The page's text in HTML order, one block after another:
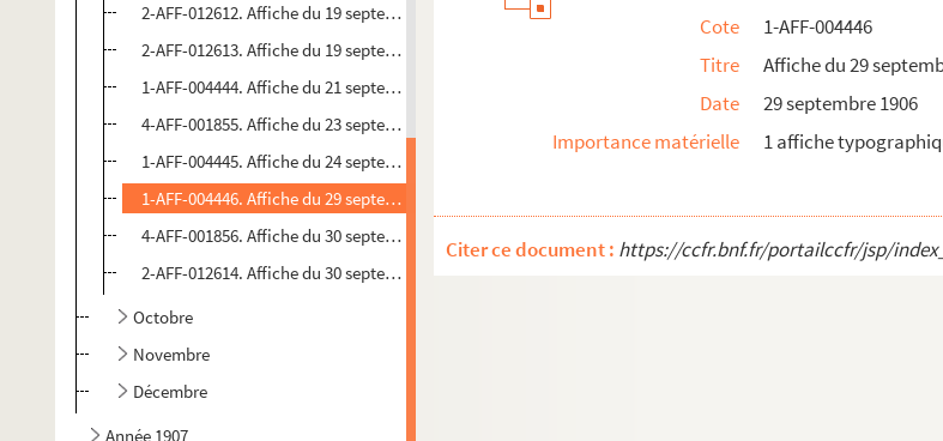
2-AFF-012612. Affiche du 19 septembre 1906. Théâtre Antoine. Réouverture
2-AFF-012613. Affiche du 19 septembre 1906. Théâtre Antoine
1-AFF-004444. Affiche du 21 septembre 1906. Théâtre du Vaudeville
4-AFF-001855. Affiche du 23 septembre 1906. Jardin d'acclimatation
1-AFF-004445. Affiche du 24 septembre 1906. Théâtre du Vaudeville
1-AFF-004446. Affiche du 29 septembre 1906. Palais du Trocadéro
4-AFF-001856. Affiche du 30 septembre 1906. Jardin d'acclimatation
2-AFF-012614. Affiche du 30 septembre 1906. Théâtre Antoine
Octobre
Novembre
Décembre
Année 1907
Cote
1-AFF-004446
Titre
Affiche du 29
Date
29 septembre 1906
Importance matérielle
1 affiche
Citer ce document : https://ccfr.bnf.fr/portailccfr/jsp/